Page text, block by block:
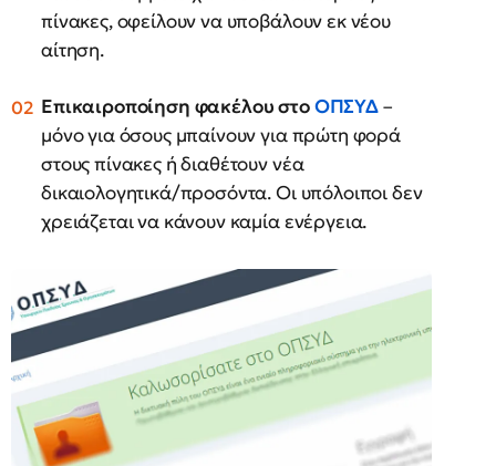
πίνακες, οφείλουν να υποβάλουν εκ νέου
αίτηση.
Επικαιροποίηση φακέλου στοΟΠΣΥΔ–
μόνο για όσους μπαίνουν για πρώτη φορά
στους πίνακες ή διαθέτουν νέα
δικαιολογητικά/προσόντα. Οι υπόλοιποι δεν
χρειάζεται να κάνουν καμία ενέργεια.